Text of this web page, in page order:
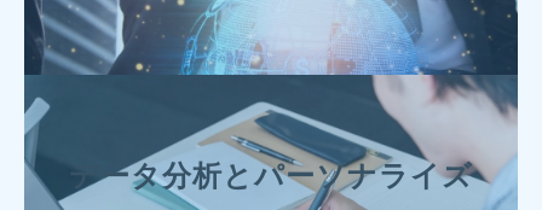
データ分析とパーソナライズ